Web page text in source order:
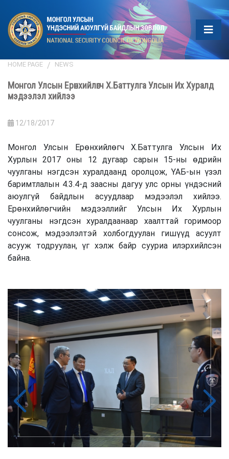
HOME PAGE NEWS
Монгол Улсын Ерөнхийлөгч Х.Баттулга Улсын Их Хуралд
мэдээлэл хийлээ
12/18/2017
Монгол Улсын Ерөнхийлөгч Х.Баттулга Улсын Их
Хурлын 2017 оны 12 дугаар сарын 15-ны өдрийн
чуулганы нэгдсэн хуралдаанд оролцож, ҮАБ-ын үзэл
баримтлалын 4.3.4-д заасны дагуу улс орны үндэсний
аюулгүй байдлын асуудлаар мэдээлэл хийлээ.
Ерөнхийлөгчийн мэдээллийг Улсын Их Хурлын
чуулганы нэгдсэн хуралдаанаар хаалттай горимоор
сонсож, мэдээлэлтэй холбогдуулан гишүүд асуулт
асууж тодруулан, үг хэлж байр сууриа илэрхийлсэн
байна.